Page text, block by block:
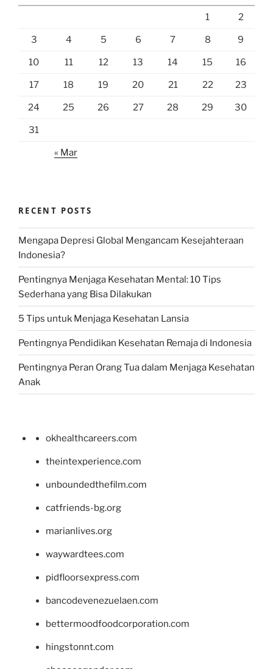
1 2
3 4 5 6 7 8 9
10 11 12 13 14 15 16
17 18 19 20 21 22 23
24 25 26 27 28 29 30
31
« Mar
RECENT POSTS
Mengapa Depresi Global Mengancam Kesejahteraan
Indonesia?
Pentingnya Menjaga Kesehatan Mental: 10 Tips
Sederhana yang Bisa Dilakukan
5 Tips untuk Menjaga Kesehatan Lansia
Pentingnya Pendidikan Kesehatan Remaja di Indonesia
Pentingnya Peran Orang Tua dalam Menjaga Kesehatan
Anak
okhealthcareers.com
theintexperience.com
unboundedthefilm.com
catfriends-bg.org
marianlives.org
waywardtees.com
pidfloorsexpress.com
bancodevenezuelaen.com
bettermoodfoodcorporation.com
hingstonnt.com